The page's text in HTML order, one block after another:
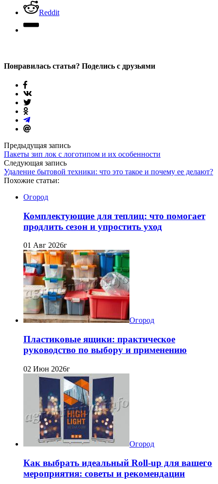
Reddit
Понравилась статья? Поделись с друзьями
Предыдущая запись
Пакеты зип лок с логотипом и их особенности
Следующая запись
Удаление бытовой техники: что это такое и почему ее делают?
Похожие статьи:
Огород
Комплектующие для теплиц: что помогает
продлить сезон и упростить уход
01 Авг 2026г
Огород
Пластиковые ящики: практическое
руководство по выбору и применению
02 Июн 2026г
Огород
Как выбрать идеальный Roll-up для вашего
мероприятия: советы и рекомендации